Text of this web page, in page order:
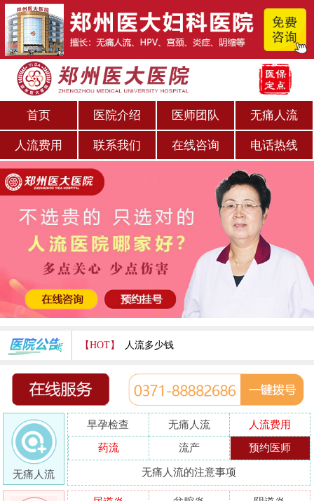
首页 医院介绍 医师团队 无痛人流
人流费用 联系我们 在线咨询 电话热线
【HOT】 人流多少钱
打胎费用多少
人流医院哪家好
哪家人流专业
人流好的医院
做人流哪里好
无痛人流
早孕检查 无痛人流
人流费用
药流
流产 预约医师
无痛人流的注意事项